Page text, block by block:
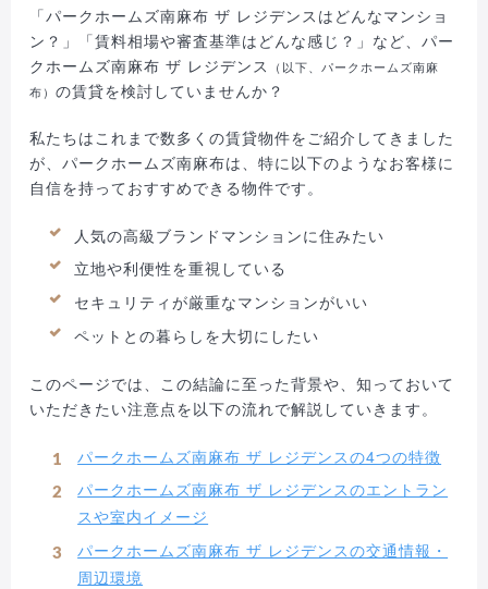
「パークホームズ南麻布 ザ レジデンスはどんなマンショ
ン？」「賃料相場や審査基準はどんな感じ？」など、パー
クホームズ南麻布 ザ レジデンス
（以下、パークホームズ南麻
布）の賃貸を検討していませんか？
私たちはこれまで数多くの賃貸物件をご紹介してきました
が、パークホームズ南麻布は、特に以下のようなお客様に
自信を持っておすすめできる物件です。
人気の高級ブランドマンションに住みたい
立地や利便性を重視している
セキュリティが厳重なマンションがいい
ペットとの暮らしを大切にしたい
このページでは、この結論に至った背景や、知っておいて
いただきたい注意点を以下の流れで解説していきます。
パークホームズ南麻布 ザ レジデンスの4つの特徴
パークホームズ南麻布 ザ レジデンスのエントラン
スや室内イメージ
パークホームズ南麻布 ザ レジデンスの交通情報・
周辺環境